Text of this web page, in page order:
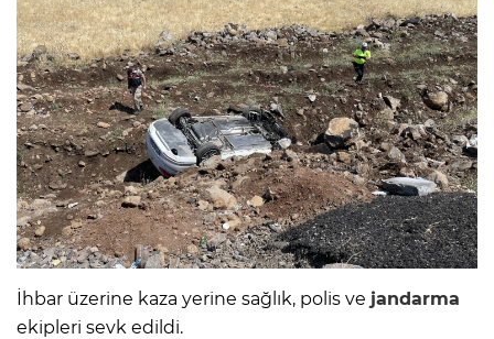
İhbar üzerine kaza yerine sağlık, polis ve jandarma
ekipleri sevk edildi.